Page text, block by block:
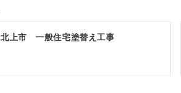
北上市 一般住宅塗替え工事